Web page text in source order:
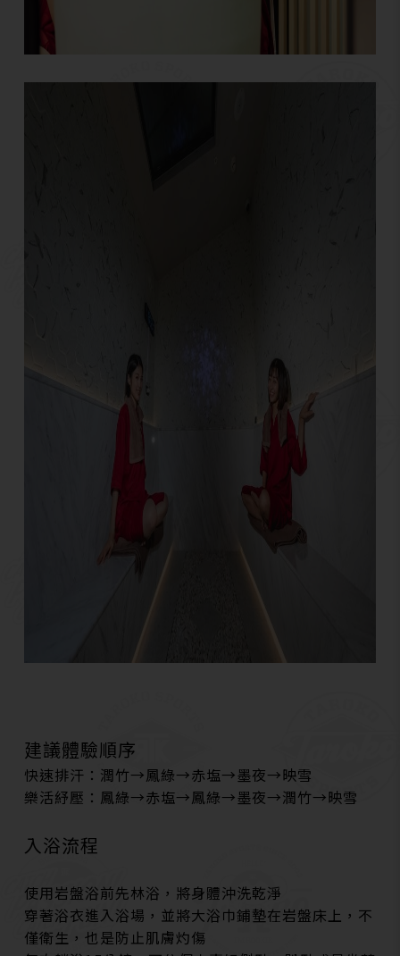
建議體驗順序
快速排汗：潤竹→鳳綠→赤塩→墨夜→映雪
樂活紓壓：鳳綠→赤塩→鳳綠→墨夜→潤竹→映雪
入浴流程
使用岩盤浴前先林浴，將身體沖洗乾淨
穿著浴衣進入浴場，並將大浴巾鋪墊在岩盤床上，不
僅衛生，也是防止肌膚灼傷